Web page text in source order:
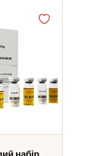
набір